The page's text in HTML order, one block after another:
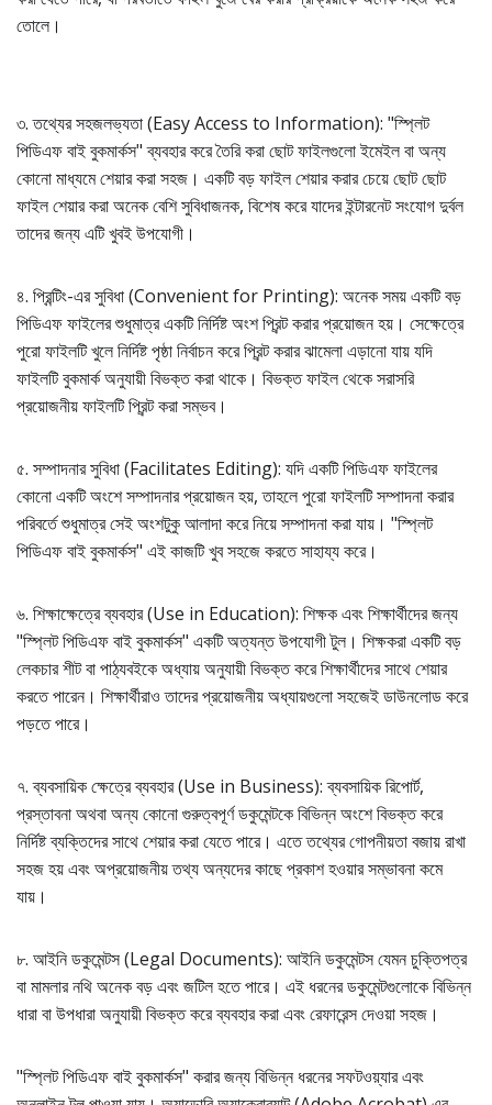
তোলে।
৩. তথ্যের সহজলভ্যতা (Easy Access to Information): "স্প্লিট
পিডিএফ বাই বুকমার্কস" ব্যবহার করে তৈরি করা ছোট ফাইলগুলো ইমেইল বা অন্য
কোনো মাধ্যমে শেয়ার করা সহজ। একটি বড় ফাইল শেয়ার করার চেয়ে ছোট ছোট
ফাইল শেয়ার করা অনেক বেশি সুবিধাজনক, বিশেষ করে যাদের ইন্টারনেট সংযোগ দুর্বল
তাদের জন্য এটি খুবই উপযোগী।
৪. প্রিন্টিং-এর সুবিধা (Convenient for Printing): অনেক সময় একটি বড়
পিডিএফ ফাইলের শুধুমাত্র একটি নির্দিষ্ট অংশ প্রিন্ট করার প্রয়োজন হয়। সেক্ষেত্রে
পুরো ফাইলটি খুলে নির্দিষ্ট পৃষ্ঠা নির্বাচন করে প্রিন্ট করার ঝামেলা এড়ানো যায় যদি
ফাইলটি বুকমার্ক অনুযায়ী বিভক্ত করা থাকে। বিভক্ত ফাইল থেকে সরাসরি
প্রয়োজনীয় ফাইলটি প্রিন্ট করা সম্ভব।
৫. সম্পাদনার সুবিধা (Facilitates Editing): যদি একটি পিডিএফ ফাইলের
কোনো একটি অংশে সম্পাদনার প্রয়োজন হয়, তাহলে পুরো ফাইলটি সম্পাদনা করার
পরিবর্তে শুধুমাত্র সেই অংশটুকু আলাদা করে নিয়ে সম্পাদনা করা যায়। "স্প্লিট
পিডিএফ বাই বুকমার্কস" এই কাজটি খুব সহজে করতে সাহায্য করে।
৬. শিক্ষাক্ষেত্রে ব্যবহার (Use in Education): শিক্ষক এবং শিক্ষার্থীদের জন্য
"স্প্লিট পিডিএফ বাই বুকমার্কস" একটি অত্যন্ত উপযোগী টুল। শিক্ষকরা একটি বড়
লেকচার শীট বা পাঠ্যবইকে অধ্যায় অনুযায়ী বিভক্ত করে শিক্ষার্থীদের সাথে শেয়ার
করতে পারেন। শিক্ষার্থীরাও তাদের প্রয়োজনীয় অধ্যায়গুলো সহজেই ডাউনলোড করে
পড়তে পারে।
৭. ব্যবসায়িক ক্ষেত্রে ব্যবহার (Use in Business): ব্যবসায়িক রিপোর্ট,
প্রস্তাবনা অথবা অন্য কোনো গুরুত্বপূর্ণ ডকুমেন্টকে বিভিন্ন অংশে বিভক্ত করে
নির্দিষ্ট ব্যক্তিদের সাথে শেয়ার করা যেতে পারে। এতে তথ্যের গোপনীয়তা বজায় রাখা
সহজ হয় এবং অপ্রয়োজনীয় তথ্য অন্যদের কাছে প্রকাশ হওয়ার সম্ভাবনা কমে
যায়।
৮. আইনি ডকুমেন্টস (Legal Documents): আইনি ডকুমেন্টস যেমন চুক্তিপত্র
বা মামলার নথি অনেক বড় এবং জটিল হতে পারে। এই ধরনের ডকুমেন্টগুলোকে বিভিন্ন
ধারা বা উপধারা অনুযায়ী বিভক্ত করে ব্যবহার করা এবং রেফারেন্স দেওয়া সহজ।
"স্প্লিট পিডিএফ বাই বুকমার্কস" করার জন্য বিভিন্ন ধরনের সফটওয়্যার এবং